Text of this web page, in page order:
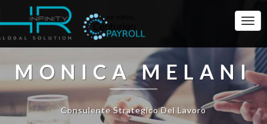
MONICA MELANI
Consulente Strategico Del Lavoro